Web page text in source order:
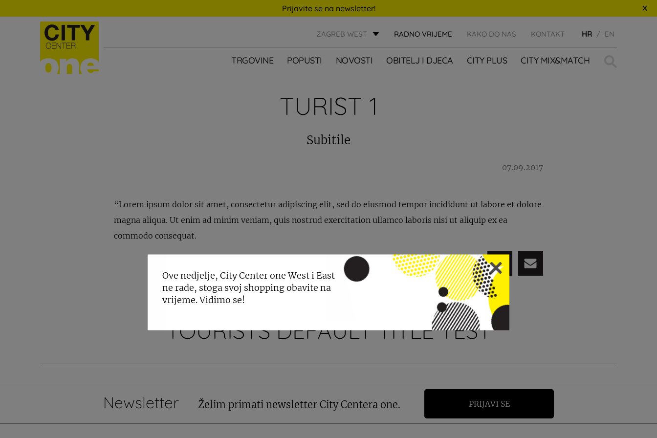
Prijavite se na newsletter!
ZAGREB WEST RADNO VRIJEME KAKO DO NAS KONTAKT HR EN
TRGOVINE POPUSTI NOVOSTI OBITELJ I DJECA CITY PLUS CITY MIX&MATCH
TURIST 1
Subitile
07.09.2017
“Lorem ipsum dolor sit amet, consectetur adipiscing elit, sed do eiusmod tempor incididunt ut labore et dolore
magna aliqua. Ut enim ad minim veniam, quis nostrud exercitation ullamco laboris nisi ut aliquip ex ea
commodo consequat.
PODIJELI
TOURISTS DEFAULT TITLE TEST
Newsletter Želim primati newsletter City Centera one. PRIJAVI SE
Ove nedjelje, City Center one West i East
ne rade, stoga svoj shopping obavite na
vrijeme. Vidimo se!